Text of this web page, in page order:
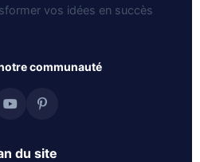
vos idées en succès
communauté
du site